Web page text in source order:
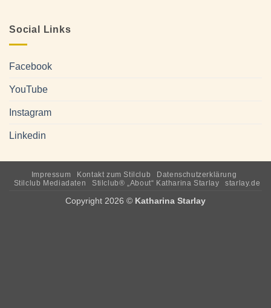
Social Links
Facebook
YouTube
Instagram
Linkedin
Impressum Kontakt zum Stilclub
Datenschutzerklärung
Stilclub Mediadaten
Stilclub® „About“ Katharina Starlay starlay.de
Copyright 2026 © Katharina Starlay